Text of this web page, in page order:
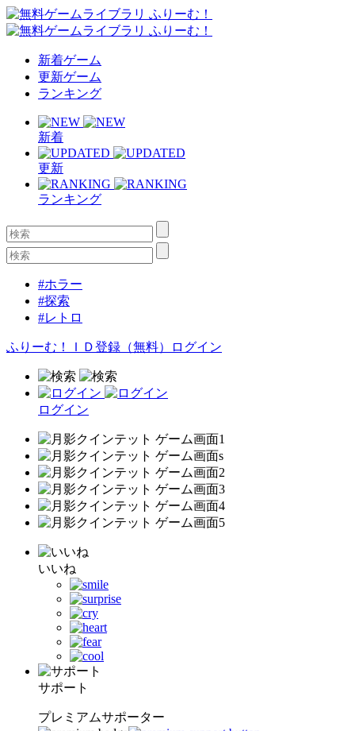
新着ゲーム
更新ゲーム
ランキング
新着
更新
ランキング
#ホラー
#探索
#レトロ
ふりーむ！ＩＤ登録（無料） ログイン
ログイン
いいね
サポート
プレミアムサポーター